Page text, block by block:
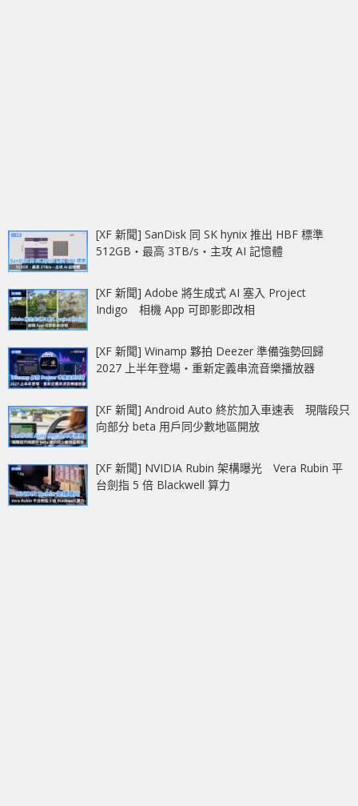
[XF 新聞] SanDisk 同 SK hynix 推出 HBF 標準
512GB‧最高 3TB/s‧主攻 AI 記憶體
[XF 新聞] Adobe 將生成式 AI 塞入 Project
Indigo 相機 App 可即影即改相
[XF 新聞] Winamp 夥拍 Deezer 準備強勢回歸
2027 上半年登場‧重新定義串流音樂播放器
[XF 新聞] Android Auto 終於加入車速表 現階段只
向部分 beta 用戶同少數地區開放
[XF 新聞] NVIDIA Rubin 架構曝光 Vera Rubin 平
台劍指 5 倍 Blackwell 算力